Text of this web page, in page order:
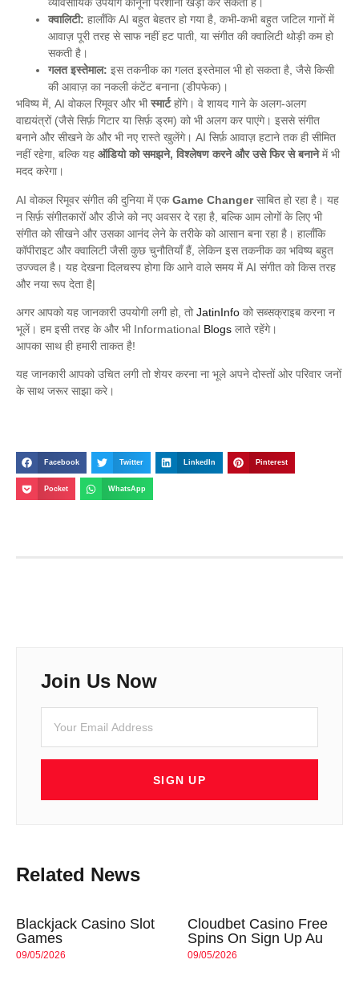
व्यावसायिक उपयोग कानूनी परेशानी खड़ी कर सकता है।
क्वालिटी: हालाँकि AI बहुत बेहतर हो गया है, कभी-कभी बहुत जटिल गानों में
आवाज़ पूरी तरह से साफ नहीं हट पाती, या संगीत की क्वालिटी थोड़ी कम हो
सकती है।
गलत इस्तेमाल: इस तकनीक का गलत इस्तेमाल भी हो सकता है, जैसे किसी
की आवाज़ का नकली कंटेंट बनाना (डीपफेक)।
भविष्य में, AI वोकल रिमूवर और भीस्मार्टहोंगे। वे शायद गाने के अलग-अलग
वाद्ययंत्रों (जैसे सिर्फ़ गिटार या सिर्फ़ ड्रम) को भी अलग कर पाएंगे। इससे संगीत
बनाने और सीखने के और भी नए रास्ते खुलेंगे। AI सिर्फ़ आवाज़ हटाने तक ही सीमित
नहीं रहेगा, बल्कि यह ऑडियो को समझने, विश्लेषण करने और उसे फिर से बनानेमें भी
मदद करेगा।
AI वोकल रिमूवर संगीत की दुनिया में एकGame Changerसाबित हो रहा है। यह
न सिर्फ़ संगीतकारों और डीजे को नए अवसर दे रहा है, बल्कि आम लोगों के लिए भी
संगीत को सीखने और उसका आनंद लेने के तरीके को आसान बना रहा है। हालाँकि
कॉपीराइट और क्वालिटी जैसी कुछ चुनौतियाँ हैं, लेकिन इस तकनीक का भविष्य बहुत
उज्ज्वल है। यह देखना दिलचस्प होगा कि आने वाले समय में AI संगीत को किस तरह
और नया रूप देता है|
अगर आपको यह जानकारी उपयोगी लगी हो, तोJatinInfo को सब्सक्राइब करना न
भूलें। हम इसी तरह के और भी Informational Blogs लाते रहेंगे।
आपका साथ ही हमारी ताकत है!
यह जानकारी आपको उचित लगी तो शेयर करना ना भूले अपने दोस्तों ओर परिवार जनों
के साथ जरूर साझा करे।
Facebook Twitter LinkedIn Pinterest
Pocket WhatsApp
Join Us Now
SIGN UP
Related News
Blackjack Casino Slot
Games
09/05/2026
Cloudbet Casino Free
Spins On Sign Up Au
09/05/2026